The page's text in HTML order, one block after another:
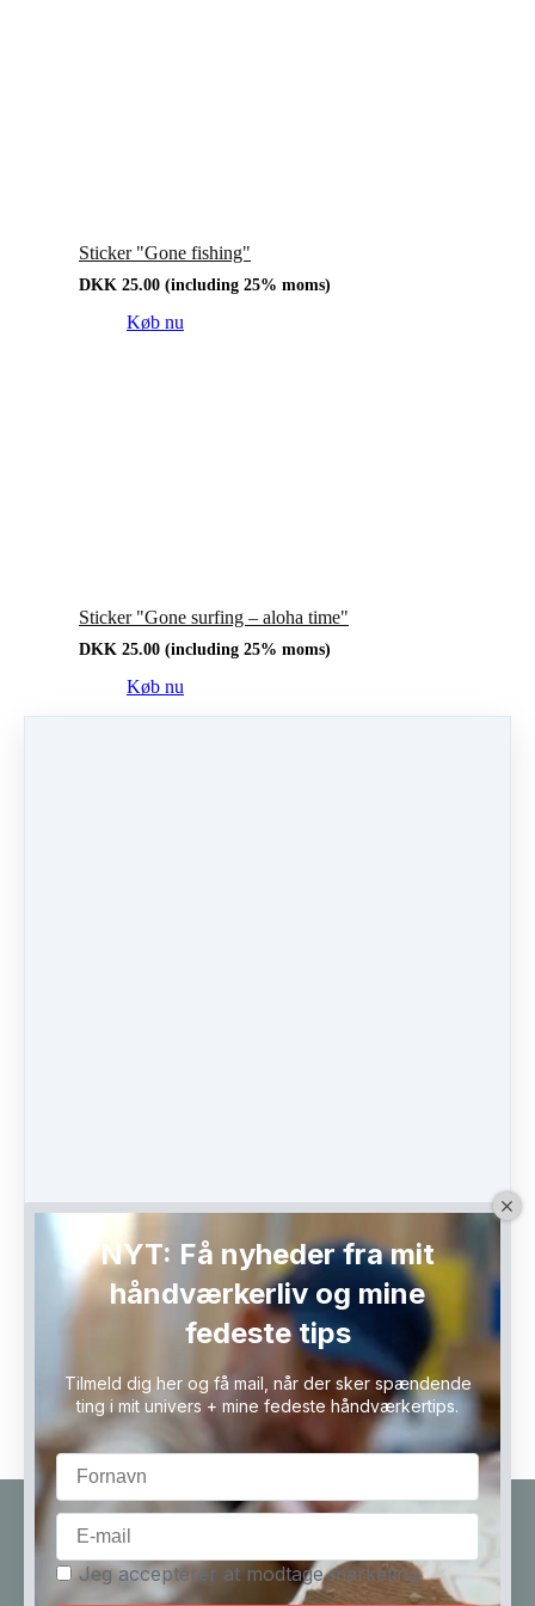
Sticker "Gone fishing"
DKK 25.00 (including 25% moms)
Køb nu
Sticker "Gone surfing – aloha time"
DKK 25.00 (including 25% moms)
Køb nu
DKK 100.00 (including 25% moms)
Køb nu
Kontakt
NYT: Få nyheder fra mit
håndværkerliv og mine
fedeste tips
Tilmeld dig her og få mail, når der sker spændende
ting i mit univers + mine fedeste håndværkertips.
Jeg accepterer at modtage marketing